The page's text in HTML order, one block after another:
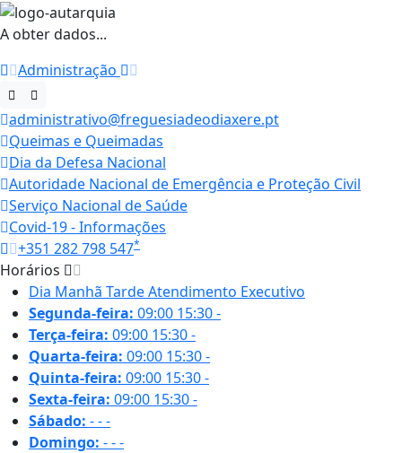
A obter dados...
Administração
administrativo@freguesiadeodiaxere.pt
Queimas e Queimadas
Dia da Defesa Nacional
Autoridade Nacional de Emergência e Proteção Civil
Serviço Nacional de Saúde
Covid-19 - Informações
+351 282 798 547*
Horários
Dia Manhã TardeAtendimento Executivo
Segunda-feira: 09:00 15:30-
Terça-feira: 09:00 15:30-
Quarta-feira: 09:00 15:30-
Quinta-feira: 09:00 15:30-
Sexta-feira: 09:00 15:30-
Sábado: ---
Domingo: ---